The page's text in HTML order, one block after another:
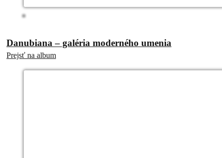
Danubiana – galéria moderného umenia
Prejsť na album